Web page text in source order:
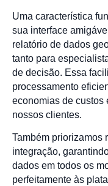
Uma característica
sua interface
relatório de dados
tanto para
de decisão. Essa
processamento
economias de custos
nossos clientes.
Também priorizamos
integração,
dados em todos os
perfeitamente às